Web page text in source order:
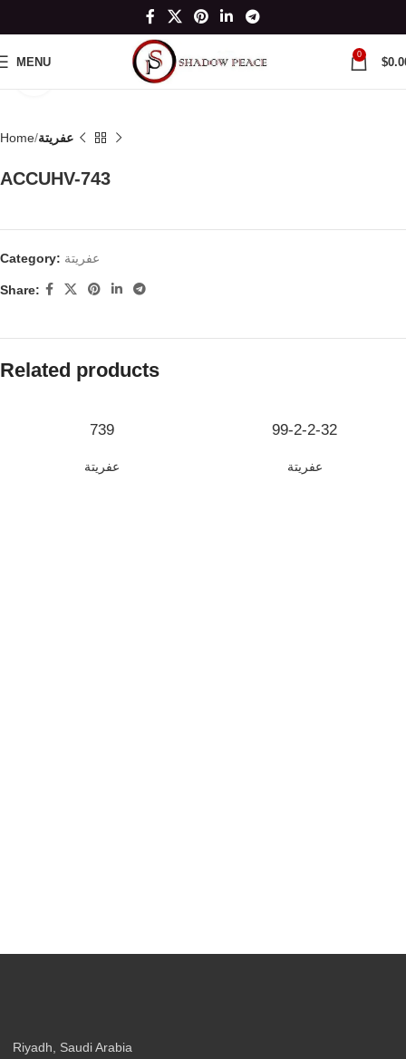
MENU
0
$
Click to enlarge
Home عفريتة
ACCUHV-743
Category: عفريتة
Share:
Related products
739
عفريتة
99-2-2-32
عفريتة
Riyadh, Saudi Arabia